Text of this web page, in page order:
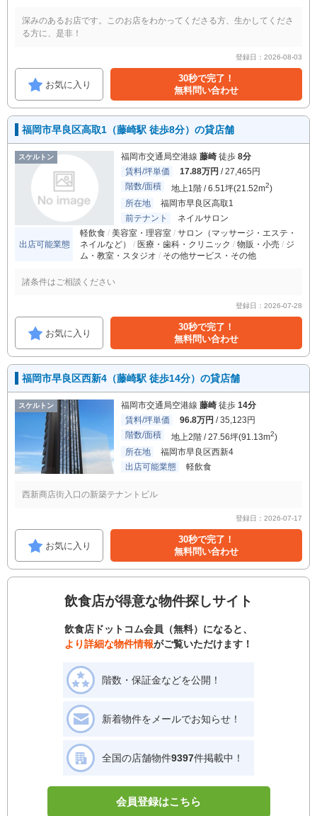
深みのあるお店です。このお店をわかってくださる方、生かしてくださ
る方に、是非！
登録日：2026-08-03
お気に入り
30秒で完了！
無料問い合わせ
福岡市早良区高取1（藤崎駅 徒歩8分）の貸店舗
スケルトン 福岡市交通局空港線 藤崎 徒歩 8分
賃料/坪単価
17.88万円 / 27,465円
階数/面積
地上1階 / 6.51坪(21.52m2)
所在地
福岡市早良区高取1
前テナント
ネイルサロン
出店可能業態
軽飲食 美容室・理容室
サロン（マッサージ・エステ・
ネイルなど）
医療・歯科・クリニック 物販・小売
ジ
ム・教室・スタジオ
その他サービス・その他
諸条件はご相談ください
登録日：2026-07-28
お気に入り
30秒で完了！
無料問い合わせ
福岡市早良区西新4（藤崎駅 徒歩14分）の貸店舗
スケルトン 福岡市交通局空港線 藤崎 徒歩 14分
賃料/坪単価
96.8万円 / 35,123円
階数/面積
地上2階 / 27.56坪(91.13m2)
所在地
福岡市早良区西新4
出店可能業態
軽飲食
西新商店街入口の新築テナントビル
登録日：2026-07-17
お気に入り
30秒で完了！
無料問い合わせ
飲食店が得意な物件探しサイト
飲食店ドットコム会員（無料）になると、
より詳細な物件情報がご覧いただけます！
階数・保証金などを公開！
新着物件をメールでお知らせ！
全国の店舗物件9397件掲載中！
会員登録はこちら